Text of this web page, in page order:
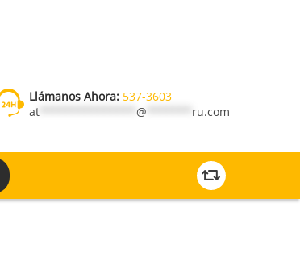
Llámanos Ahora: 537-3603
at
@ ru.com